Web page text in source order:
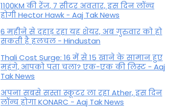
1100KM की रेंज, 7 सीटर अवतार, इस दिन लॉन्च
होगी Hector Hawk - Aaj Tak News
6 महीने से दहाड़ रहा यह शेयर, अब गुरुवार को हो
सकती है हलचल - Hindustan
Thali Cost Surge: 16 में से 15 खाने के सामान हुए
महंगे, आपको पता चला? एक-एक की लिस्ट - Aaj
Tak News
अपना सबसे सस्ता स्कूटर ला रहा Ather, इस दिन
लॉन्च होगा KONARC - Aaj Tak News